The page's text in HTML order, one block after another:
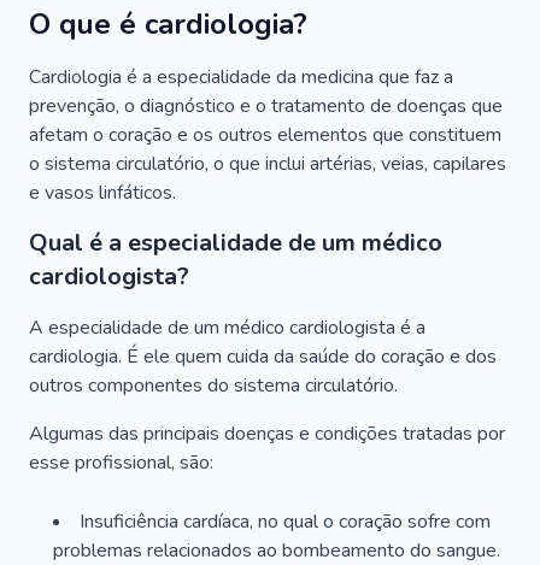
O que é cardiologia?
Cardiologia é a especialidade da medicina que faz a
prevenção, o diagnóstico e o tratamento de doenças que
afetam o coração e os outros elementos que constituem
o sistema circulatório, o que inclui artérias, veias, capilares
e vasos linfáticos.
Qual é a especialidade de um médico
cardiologista?
A especialidade de um médico cardiologista é a
cardiologia. É ele quem cuida da saúde do coração e dos
outros componentes do sistema circulatório.
Algumas das principais doenças e condições tratadas por
esse profissional, são:
Insuficiência cardíaca, no qual o coração sofre com
problemas relacionados ao bombeamento do sangue.